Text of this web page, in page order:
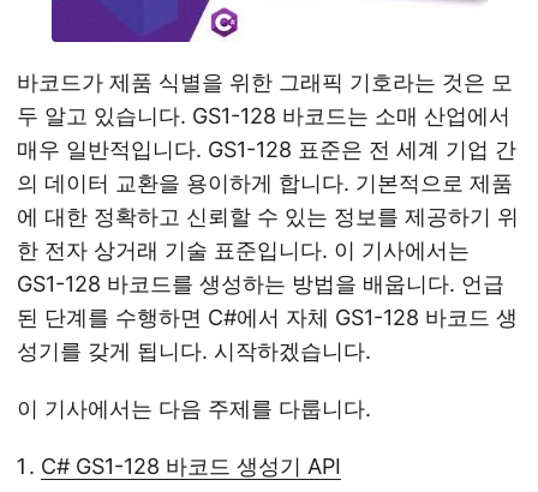
바코드가 제품 식별을 위한 그래픽 기호라는 것은 모
두 알고 있습니다. GS1-128 바코드는 소매 산업에서
매우 일반적입니다. GS1-128 표준은 전 세계 기업 간
의 데이터 교환을 용이하게 합니다. 기본적으로 제품
에 대한 정확하고 신뢰할 수 있는 정보를 제공하기 위
한 전자 상거래 기술 표준입니다. 이 기사에서는
GS1-128 바코드를 생성하는 방법을 배웁니다. 언급
된 단계를 수행하면 C#에서 자체 GS1-128 바코드 생
성기를 갖게 됩니다. 시작하겠습니다.
이 기사에서는 다음 주제를 다룹니다.
C# GS1-128 바코드 생성기 API